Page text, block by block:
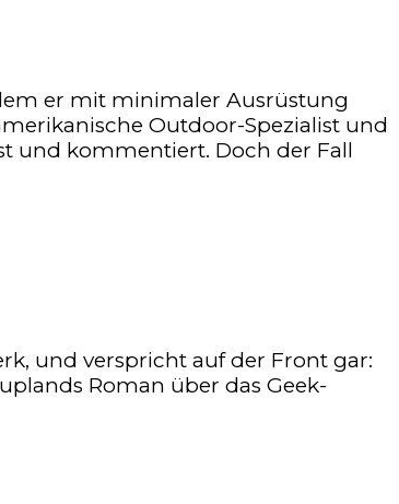
er mit minimaler Ausrüstung
Outdoor-Spezialist und
und kommentiert. Doch der Fall
und verspricht auf der Front gar:
Roman über das Geek-